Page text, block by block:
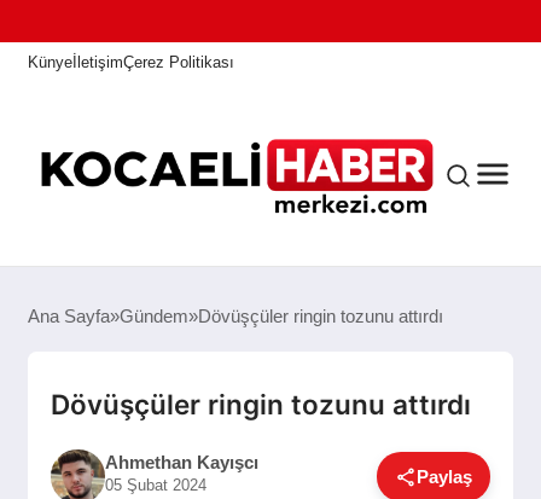
KünyeİletişimÇerez Politikası
ANASAYFA
KOCAELI HABER
ASAYIŞ
Ana Sayfa Gündem Dövüşçüler ringin tozunu attırdı
Dövüşçüler ringin tozunu attırdı
Ahmethan Kayışcı
05 Şubat 2024 Paylaş